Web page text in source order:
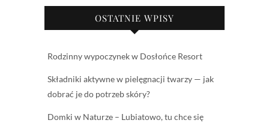
OSTATNIE WPISY
Rodzinny wypoczynek w Dosłońce Resort
Składniki aktywne w pielęgnacji twarzy — jak
dobrać je do potrzeb skóry?
Domki w Naturze – Lubiatowo, tu chce się